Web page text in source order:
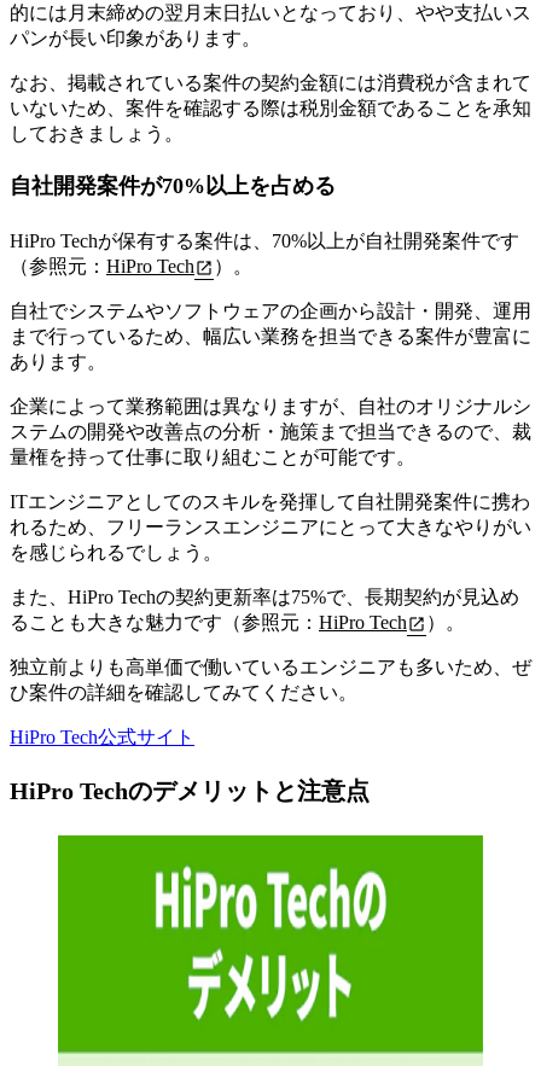
的には月末締めの翌月末日払いとなっており、やや支払いス
パンが長い印象があります。
なお、掲載されている案件の契約金額には消費税が含まれて
いないため、案件を確認する際は税別金額であることを承知
しておきましょう。
自社開発案件が70%以上を占める
HiPro Techが保有する案件は、70%以上が自社開発案件です
（参照元： HiPro Tech ）。
自社でシステムやソフトウェアの企画から設計・開発、運用
まで行っているため、幅広い業務を担当できる案件が豊富に
あります。
企業によって業務範囲は異なりますが、自社のオリジナルシ
ステムの開発や改善点の分析・施策まで担当できるので、裁
量権を持って仕事に取り組むことが可能です。
ITエンジニアとしてのスキルを発揮して自社開発案件に携わ
れるため、フリーランスエンジニアにとって大きなやりがい
を感じられるでしょう。
また、HiPro Techの契約更新率は75%で、長期契約が見込め
ることも大きな魅力です（参照元： HiPro Tech ）。
独立前よりも高単価で働いているエンジニアも多いため、ぜ
ひ案件の詳細を確認してみてください。
HiPro Tech公式サイト
HiPro Techのデメリットと注意点